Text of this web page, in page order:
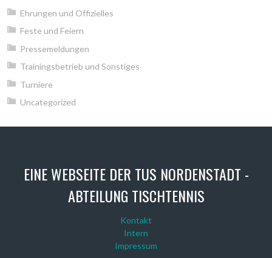
Ehrungen und Offizielles
Feste und Feiern
Pressemeldungen
Trainingsbetrieb und Sonstiges
Turniere
Uncategorized
EINE WEBSEITE DER TUS NORDENSTADT -
ABTEILUNG TISCHTENNIS
Kontakt
Intern
Impressum